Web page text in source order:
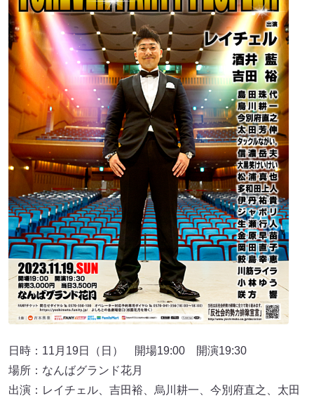
日時：11月19日（日） 開場19:00 開演19:30
場所：なんばグランド花月
出演：レイチェル、吉田裕、烏川耕一、今別府直之、太田